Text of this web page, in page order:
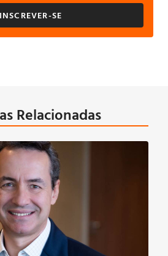
INSCREVER-SE
Relacionadas